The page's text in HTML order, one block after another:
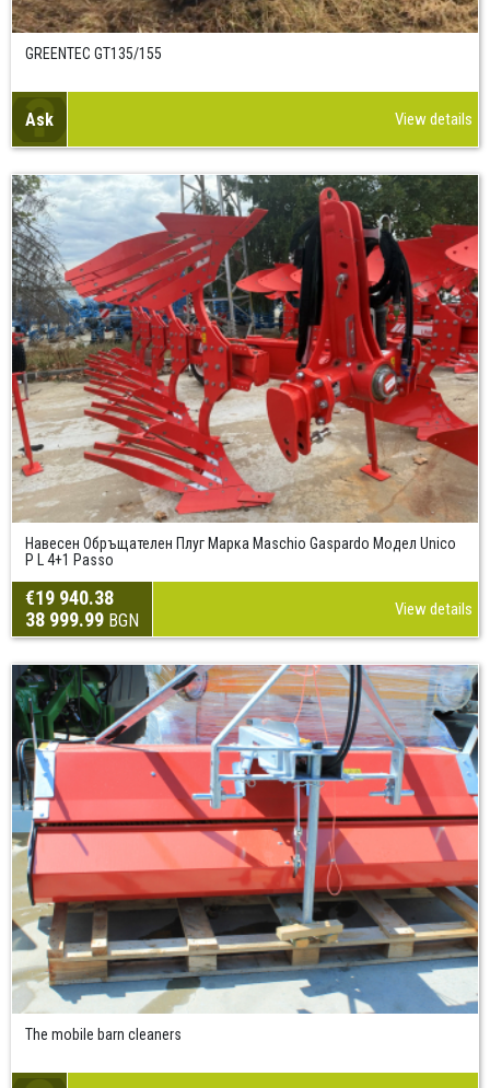
GREENTEC GT135/155
Ask View details
Навесен Обръщателен Плуг Марка Maschio Gaspardo Модел Unico
P L 4+1 Passo
€19 940.38
38 999.99 BGN
View details
The mobile barn cleaners